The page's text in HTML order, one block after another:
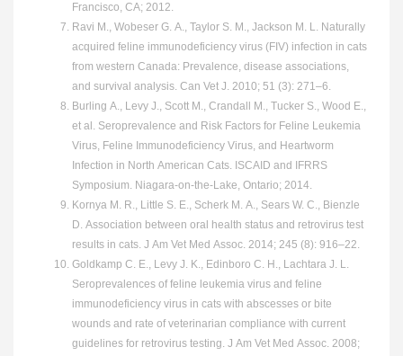
Francisco, CA; 2012.
Ravi M., Wobeser G. A., Taylor S. M., Jackson M. L. Naturally
acquired feline immunodeficiency virus (FIV) infection in cats
from western Canada: Prevalence, disease associations,
and survival analysis. Can Vet J. 2010; 51 (3): 271–6.
Burling A., Levy J., Scott M., Crandall M., Tucker S., Wood E.,
et al. Seroprevalence and Risk Factors for Feline Leukemia
Virus, Feline Immunodeficiency Virus, and Heartworm
Infection in North American Cats. ISCAID and IFRRS
Symposium. Niagara-on-the-Lake, Ontario; 2014.
Kornya M. R., Little S. E., Scherk M. A., Sears W. C., Bienzle
D. Association between oral health status and retrovirus test
results in cats. J Am Vet Med Assoc. 2014; 245 (8): 916–22.
Goldkamp C. E., Levy J. K., Edinboro C. H., Lachtara J. L.
Seroprevalences of feline leukemia virus and feline
immunodeficiency virus in cats with abscesses or bite
wounds and rate of veterinarian compliance with current
guidelines for retrovirus testing. J Am Vet Med Assoc. 2008;